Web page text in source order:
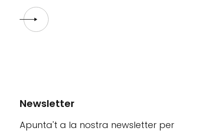
Newsletter
Apunta't a la nostra newsletter per